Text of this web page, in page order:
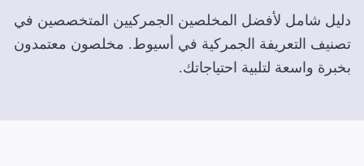
دليل شامل لأفضل المخلصين الجمركيين المتخصصين في
تصنيف التعريفة الجمركية في أسيوط. مخلصون معتمدون
بخبرة واسعة لتلبية احتياجاتك.